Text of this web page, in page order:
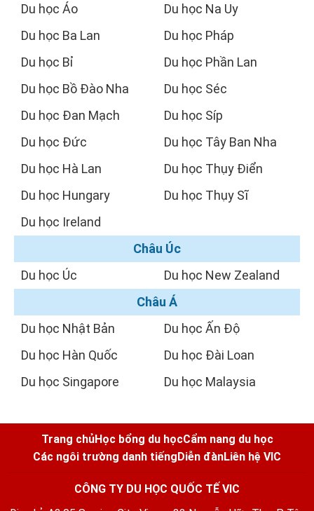
Du học Áo
Du học Ba Lan
Du học Bỉ
Du học Bồ Đào Nha
Du học Đan Mạch
Du học Đức
Du học Hà Lan
Du học Hungary
Du học Ireland
Du học Na Uy
Du học Pháp
Du học Phần Lan
Du học Séc
Du học Síp
Du học Tây Ban Nha
Du học Thụy Điển
Du học Thụy Sĩ
Châu Úc
Du học Úc
Du học New Zealand
Châu Á
Du học Nhật Bản
Du học Hàn Quốc
Du học Singapore
Du học Ấn Độ
Du học Đài Loan
Du học Malaysia
Trang chủHọc bổng du họcCẩm nang du học
Các ngôi trường danh tiếngDiễn đànLiên hệ VIC
CÔNG TY DU HỌC QUỐC TẾ VIC